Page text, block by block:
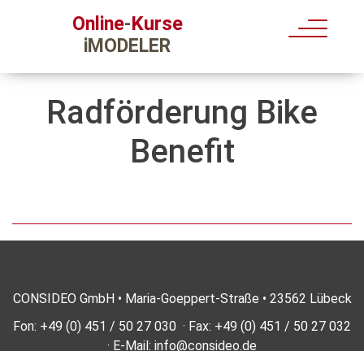
Online-Kurse
iMODELER
Radförderung Bike
Benefit
CONSIDEO GmbH • Maria-Goeppert-Straße • 23562 Lübeck
Fon: +49 (0) 451 / 50 27 030 · Fax: +49 (0) 451 / 50 27 032
· E-Mail: info@consideo.de